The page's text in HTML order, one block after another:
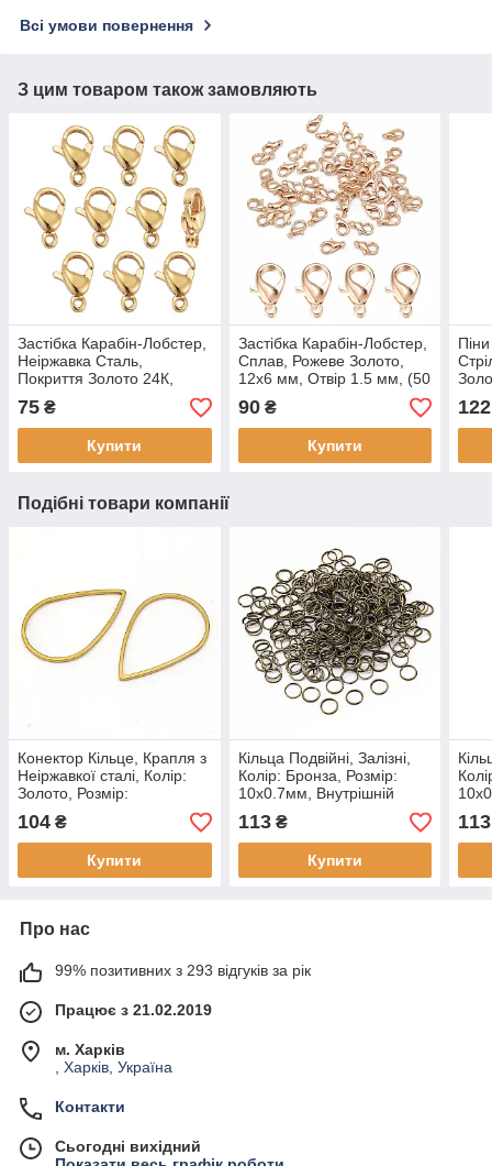
Всі умови повернення
З цим товаром також замовляють
Застібка Карабін-Лобстер,
Неіржавка Сталь,
Покриття Золото 24К,
Розмір: 9х6х3мм, Отвір 1
мм, (10 шт)
75 ₴
Купити
Застібка Карабін-Лобстер,
Сплав, Рожеве Золото,
12х6 мм, Отвір 1.5 мм, (50
шт.)
90₴
Купити
1.4
122
Подібні товари компанії
Конектор Кільце, Крапля з
Неіржавкої сталі, Колір:
Золото, Розмір:
Внутрішній діаметр
23.5x15.5мм, (2 шт.)
104 ₴
Купити
Кільца Подвійні, Залізні,
Колір: Бронза, Розмір:
10x0.7мм, Внутрішній
200шт/(50 г)
113₴
Купити
113
Про нас
99% позитивних з 293 відгуків за рік
Працює з 21.02.2019
м. Харків
, Харків, Україна
Контакти
Сьогодні вихідний